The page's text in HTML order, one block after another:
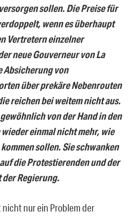
sollen. Die Preise für
wenn es überhaupt
Vertretern einzelner
neue Gouverneur von La
Absicherung von
über prekäre Nebenrouten
reichen bei weitem nicht aus.
von der Hand in den
einmal nicht mehr, wie
sollen. Sie schwanken
die Protestierenden und der
Regierung.
nicht nur ein Problem der